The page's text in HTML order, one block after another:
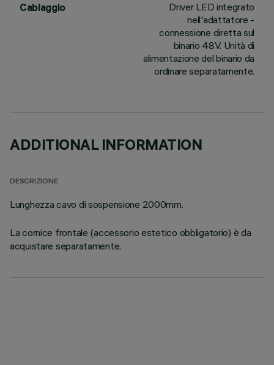
Cablaggio
Driver LED integrato
nell'adattatore -
connessione diretta sul
binario 48V. Unità di
alimentazione del binario da
ordinare separatamente.
ADDITIONAL INFORMATION
DESCRIZIONE
Lunghezza cavo di sospensione 2000mm.
La cornice frontale (accessorio estetico obbligatorio) è da
acquistare separatamente.